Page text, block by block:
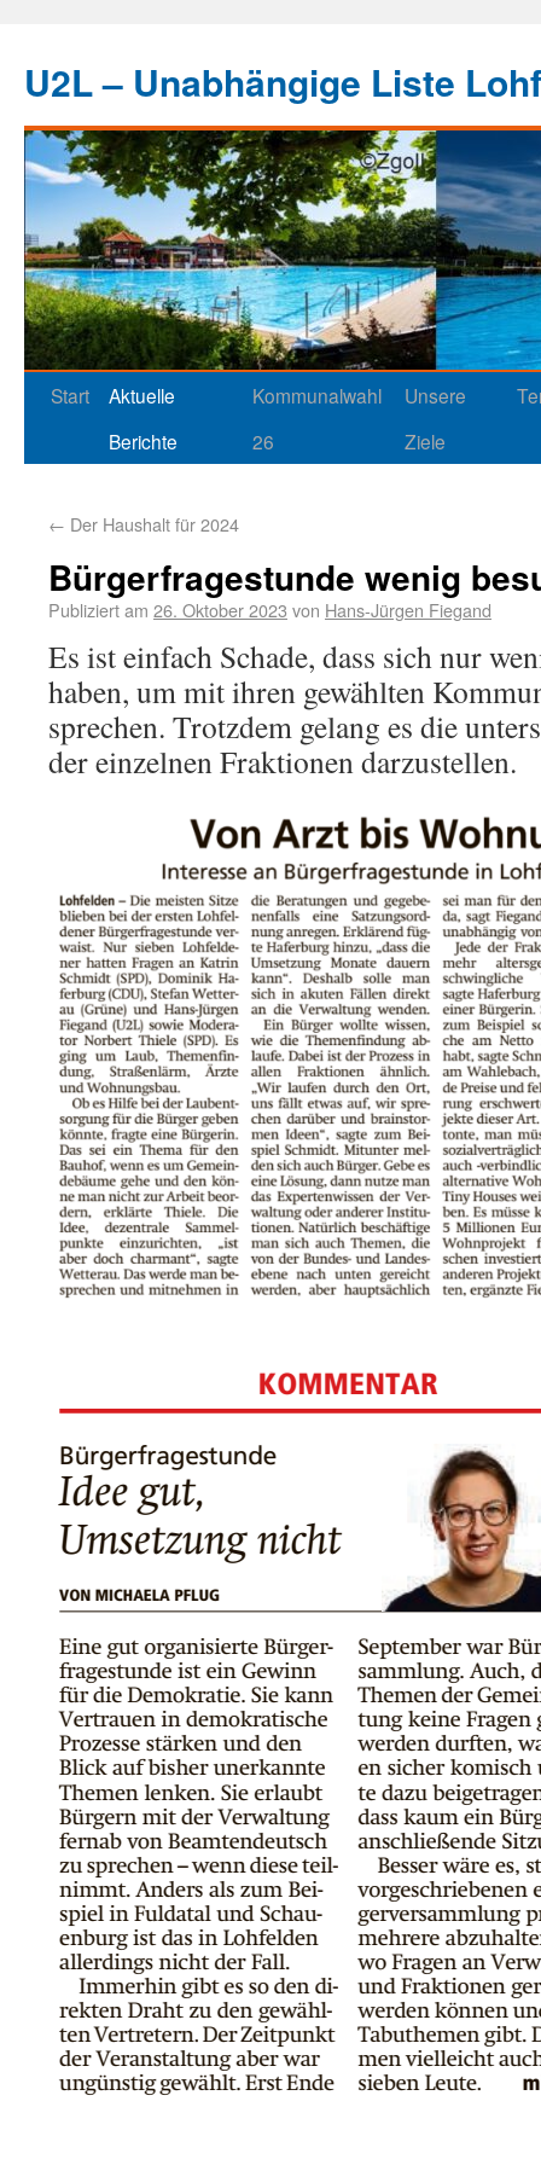
U2L – Unabhängige Liste
Start
Aktuelle
Berichte
Kommunalwahl
26
Unsere
Ziele
← Der Haushalt für 2024
Bürgerfragestunde wenig
Publiziert am 26. Oktober 2023 von Hans-Jürgen Fiegand
Es ist einfach Schade, dass sich nur
haben, um mit ihren gewählten
sprechen. Trotzdem gelang es die
der einzelnen Fraktionen darzustellen.